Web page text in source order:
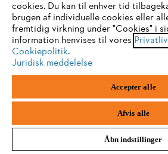
Sie nutzen einen Browser, den wir noch
eine optimale Nutzung unserer Seite
einem der folgenden Browser zu
Firefox
cookies. Du kan til enhver tid
brugen af individuelle cookies eller
fremtidig virkning under "Cookies" i
information henvises til vores
Cookiepolitik.
Juridisk meddelelse
Accepter alle
Afvis alle
Åbn indstillinger